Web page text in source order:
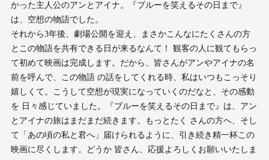
かった主人公のアンとアイナ。『ブルーを笑えるその日まで』
は、空想の物語でした。
それから3年後、劇場公開を迎え、まさかこんなにたくさんの方
とこの物語を共有できる日が来るなんて！ 観客の人に観てもらっ
て初めて映画は完成します。だから、皆さんがアンやアイナの名
前を呼んで、この物語 の話をしてくれる時、私はいつもこっそり
嬉しくて。こうして空想が現実になっていくのだなと、その感動
を 日々感じていました。『ブルーを笑えるその日まで』は、アン
とアイナの旅はまだまだ続きます。もっとたく さんの方へ、そし
て「あの頃の私と君へ」届けられるように、引き続き精一杯この
映画に尽くします。どうか 皆さん、応援よろしくお願いいたしま